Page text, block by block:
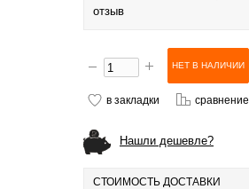
отзыв
в закладки сравнение
Нашли дешевле?
СТОИМОСТЬ ДОСТАВКИ